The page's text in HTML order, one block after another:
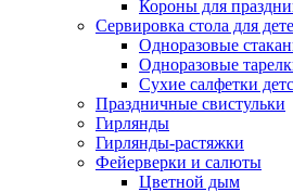
Короны для
Сервировка стола для
Одноразовые
Одноразовые
Сухие салфетки
Праздничные свистульки
Гирлянды
Гирлянды-растяжки
Фейерверки и салюты
Цветной дым